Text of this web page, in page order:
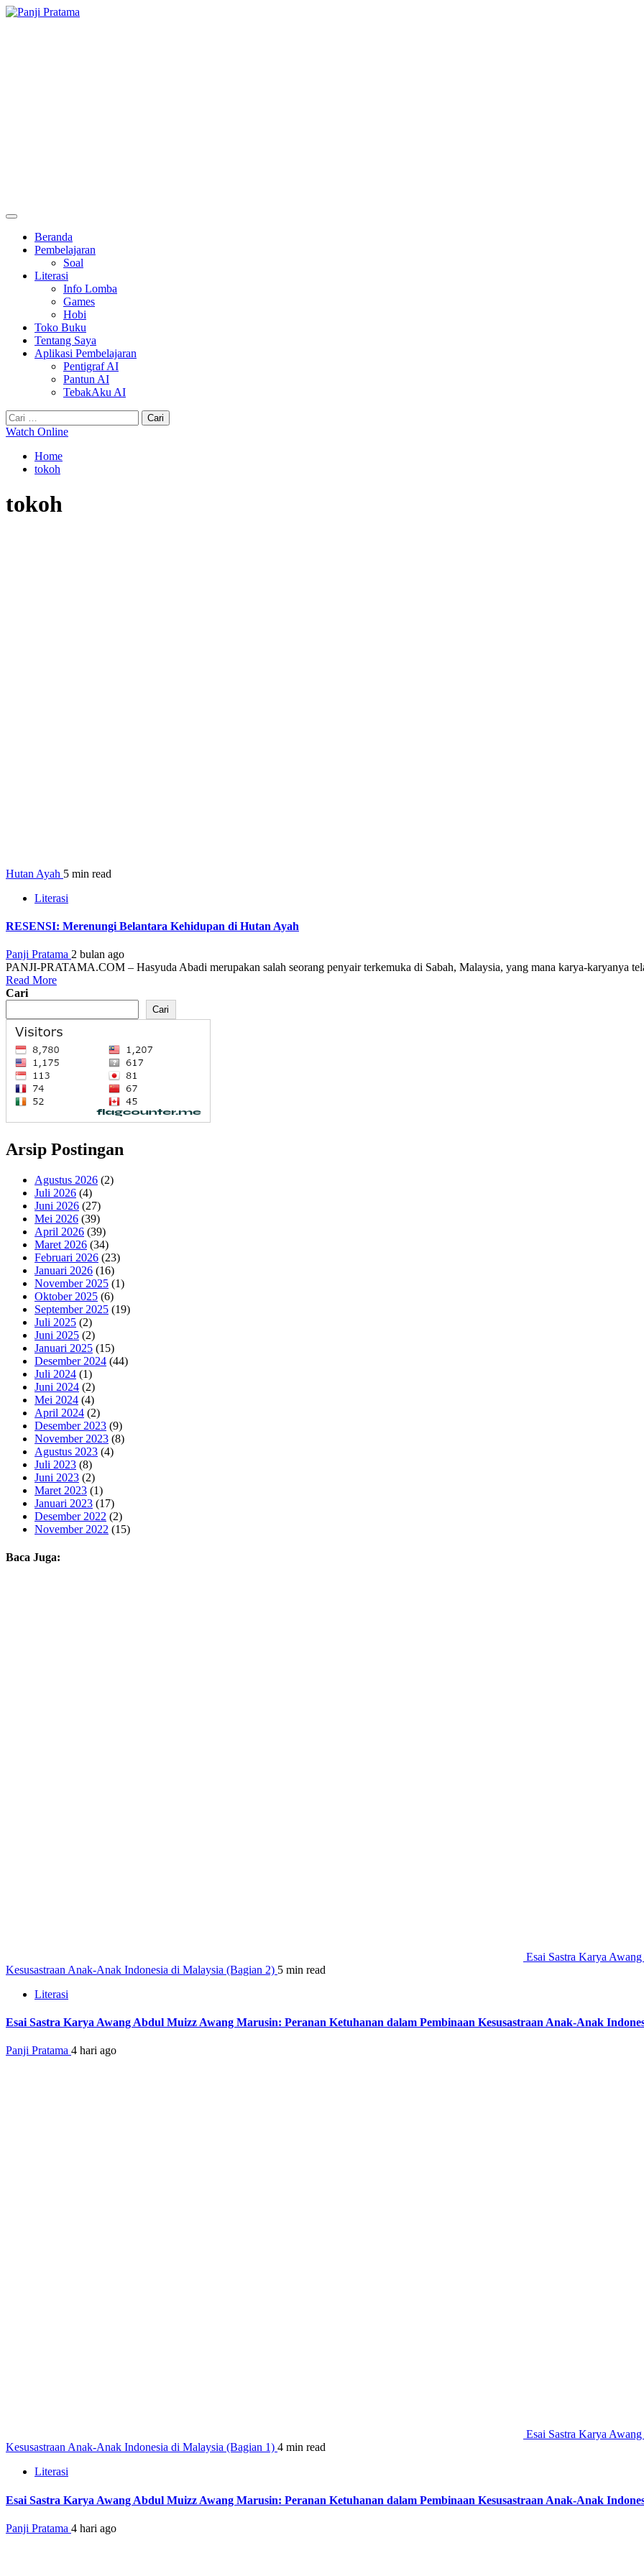
Skip
Primary
Beranda
Pembelajaran
Soal
Literasi
Info Lomba
Games
Hobi
Toko Buku
Tentang Saya
Aplikasi Pembelajaran
Pentigraf AI
Pantun AI
TebakAku AI
Cari
untuk:
Watch Online
Home
tokoh
tokoh
Hutan Ayah 5 min read
Literasi
RESENSI: Merenungi Belantara Kehidupan di Hutan Ayah
Panji Pratama 2 bulan ago
PANJI-PRATAMA.COM – Hasyuda Abadi merupakan salah seorang penyair terkemuka di Sabah, Malaysia, yang mana karya-karyanya
Read More
Cari
Cari
Arsip Postingan
Agustus 2026 (2)
Juli 2026 (4)
Juni 2026 (27)
Mei 2026 (39)
April 2026 (39)
Maret 2026 (34)
Februari 2026 (23)
Januari 2026 (16)
November 2025 (1)
Oktober 2025 (6)
September 2025 (19)
Juli 2025 (2)
Juni 2025 (2)
Januari 2025 (15)
Desember 2024 (44)
Juli 2024 (1)
Juni 2024 (2)
Mei 2024 (4)
April 2024 (2)
Desember 2023 (9)
November 2023 (8)
Agustus 2023 (4)
Juli 2023 (8)
Juni 2023 (2)
Maret 2023 (1)
Januari 2023 (17)
Desember 2022 (2)
November 2022 (15)
Baca Juga:
Esai Sastra Karya
Kesusastraan Anak-Anak Indonesia di Malaysia (Bagian 2) 5 min read
Literasi
Esai Sastra Karya Awang Abdul Muizz Awang Marusin: Peranan Ketuhanan dalam Pembinaan Kesusastraan Anak-Anak
Panji Pratama 4 hari ago
Esai Sastra Karya
Kesusastraan Anak-Anak Indonesia di Malaysia (Bagian 1) 4 min read
Literasi
Esai Sastra Karya Awang Abdul Muizz Awang Marusin: Peranan Ketuhanan dalam Pembinaan Kesusastraan Anak-Anak
Panji Pratama 4 hari ago